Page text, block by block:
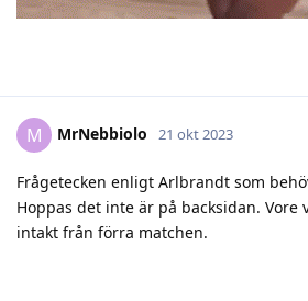
M MrNebbiolo 21 okt 2023
Frågetecken enligt Arlbrandt som
Hoppas det inte är på backsidan. Vore
intakt från förra matchen.